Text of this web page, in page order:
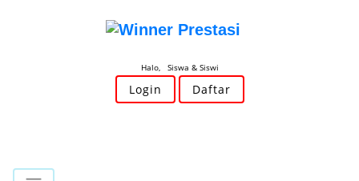
Halo, Siswa & Siswi
Login Daftar